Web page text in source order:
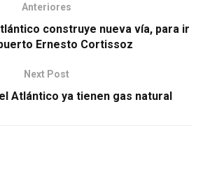
Anteriores
construye nueva vía, para ir
Ernesto Cortissoz
Next Post
Atlántico ya tienen gas natural